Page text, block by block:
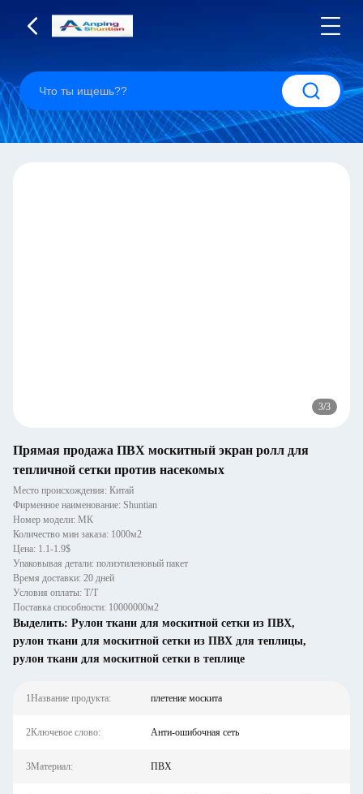
3/3
Прямая продажа ПВХ москитный экран ролл для
тепличной сетки против насекомых
Место происхождения: Китай
Фирменное наименование: Shuntian
Номер модели: МК
Количество мин заказа: 1000м2
Цена: 1.1-1.9$
Упаковывая детали: полиэтиленовый пакет
Время доставки: 20 дней
Условия оплаты: Т/Т
Поставка способности: 10000000м2
Выделить: Рулон ткани для москитной сетки из ПВХ,
рулон ткани для москитной сетки из ПВХ для теплицы,
рулон ткани для москитной сетки в теплице
1Название продукта: плетение москита
2Ключевое слово: Анти-ошибочная сеть
3Материал: ПВХ